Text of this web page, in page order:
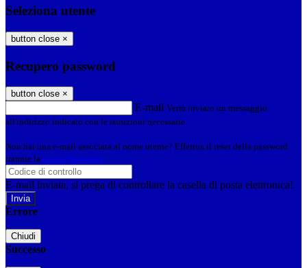
Seleziona utente
button close ×
Recupero password
button close ×
E-mail Verrà inviato un messaggio
all'indirizzo indicato con le istruzioni necessarie.
Non hai una e-mail associata al nome utente? Effettua il reset della password
tramite la Login Spaggiari
E-mail inviata, si prega di controllare la casella di posta elettronica!
Errore
Chiudi
Successo